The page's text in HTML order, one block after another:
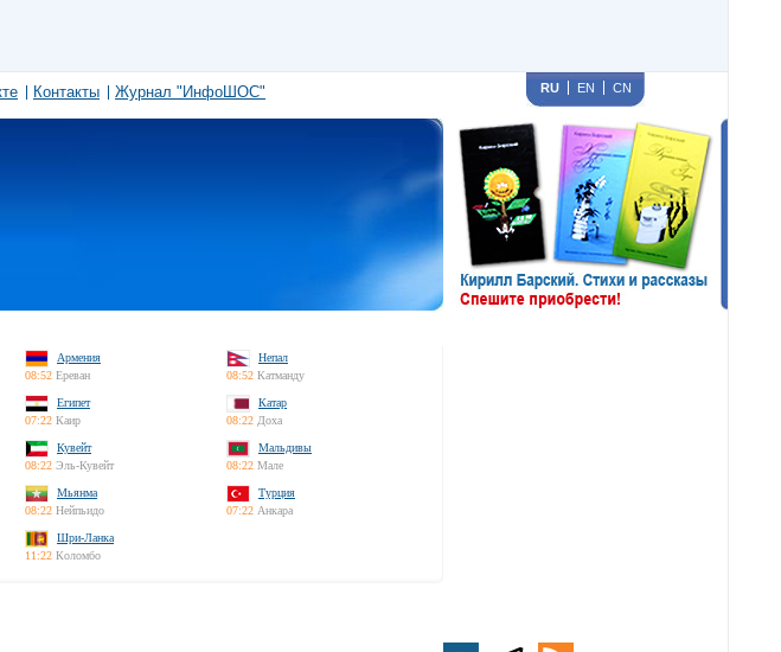
Контакты Журнал "ИнфоШОС" RU EN CN
Армения
08:52 Ереван
Непал
08:52 Катманду
Египет
07:22 Каир
Катар
08:22 Доха
Кувейт
08:22 Эль-Кувейт
Мальдивы
08:22 Мале
Мьянма
08:22 Нейпьидо
Турция
07:22 Анкара
Шри-Ланка
11:22 Коломбо